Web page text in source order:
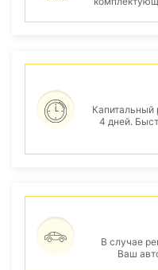
Капитальный
4 дней.
В случае
Ваш